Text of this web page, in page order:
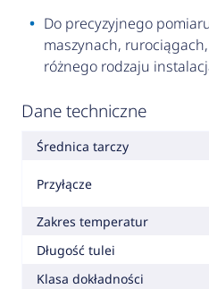
Do precyzyjnego
maszynach,
różnego rodzaju
Dane techniczne
Średnica tarczy
Przyłącze
Zakres temperatur
Długość tulei
Klasa dokładności